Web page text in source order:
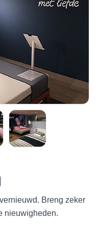
Breng zeker
nieuwigheden.